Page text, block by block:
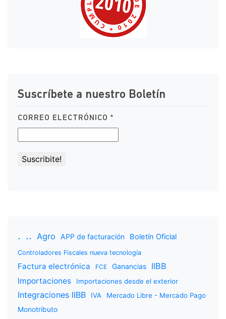
Suscríbete a nuestro Boletín
CORREO ELECTRÓNICO *
. .. Agro APP de facturación Boletín Oficial
Controladores Fiscales nueva tecnología
Factura electrónica FCE Ganancias IIBB
Importaciones Importaciones desde el exterior
Integraciones IIBB IVA
Mercado Libre - Mercado Pago
Monotributo